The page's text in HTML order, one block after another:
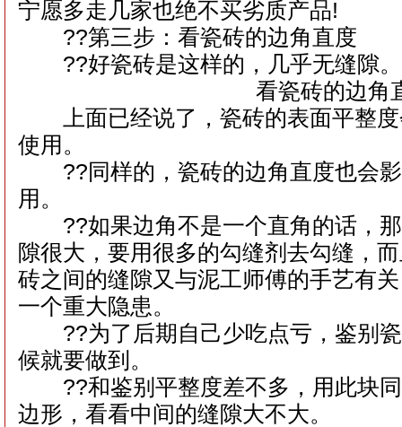
宁愿多走几家也绝不买劣质产品!
??第三步：看瓷砖的边角直度
??好瓷砖是这样的，几乎无缝隙。
看瓷砖的边角
上面已经说了，瓷砖的表面平整度
使用。
??同样的，瓷砖的边角直度也会影
用。
??如果边角不是一个直角的话，那
隙很大，要用很多的勾缝剂去勾缝，
砖之间的缝隙又与泥工师傅的手艺有
一个重大隐患。
??为了后期自己少吃点亏，鉴别瓷
候就要做到。
??和鉴别平整度差不多，用此块同
边形，看看中间的缝隙大不大。